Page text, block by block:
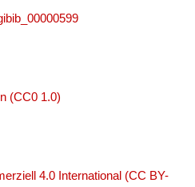
(CC0 1.0)
4.0 International (CC BY-